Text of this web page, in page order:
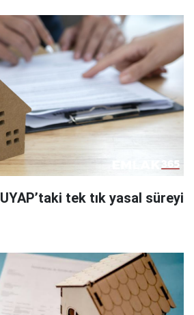
tek tık yasal süreyi